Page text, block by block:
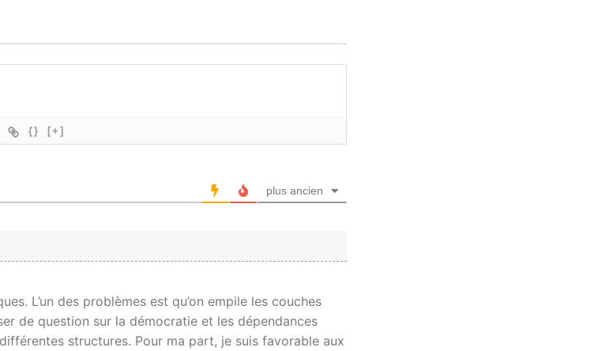
{} [+]
plus ancien
L’un des problèmes est qu’on empile les couches
de question sur la démocratie et les dépendances
structures. Pour ma part, je suis favorable aux